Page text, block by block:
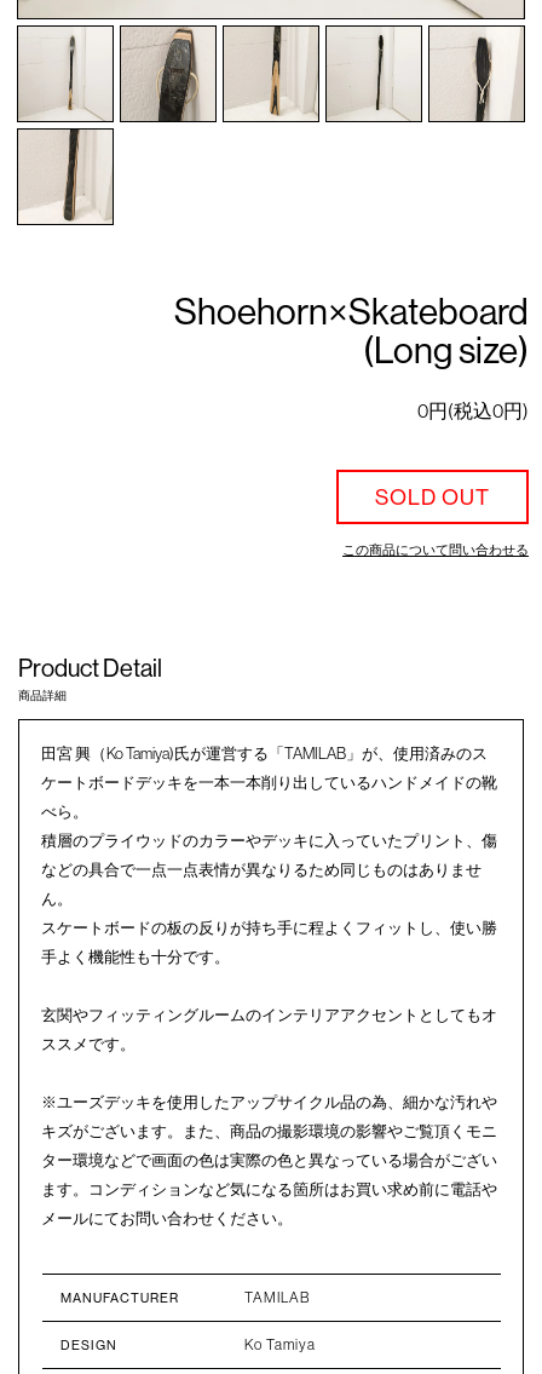
Shoehorn×Skateboard
(Long size)
0円(税込0円)
SOLD OUT
この商品について問い合わせる
Product Detail
商品詳細
田宮 興（Ko Tamiya)氏が運営する「TAMILAB」が、使用済みのス
ケートボードデッキを一本一本削り出しているハンドメイドの靴
べら。
積層のプライウッドのカラーやデッキに入っていたプリント、傷
などの具合で一点一点表情が異なりるため同じものはありませ
ん。
スケートボードの板の反りが持ち手に程よくフィットし、使い勝
手よく機能性も十分です。
玄関やフィッティングルームのインテリアアクセントとしてもオ
ススメです。
※ユーズデッキを使用したアップサイクル品の為、細かな汚れや
キズがございます。また、商品の撮影環境の影響やご覧頂くモニ
ター環境などで画面の色は実際の色と異なっている場合がござい
ます。コンディションなど気になる箇所はお買い求め前に電話や
メールにてお問い合わせください。
MANUFACTURER TAMILAB
DESIGN Ko Tamiya